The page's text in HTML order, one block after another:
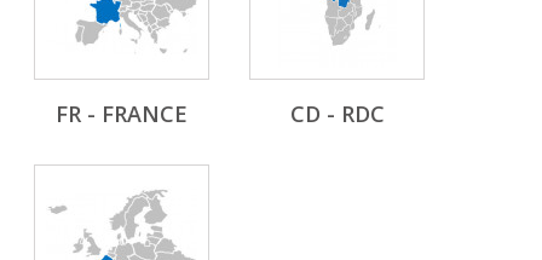
FR - FRANCE CD - RDC